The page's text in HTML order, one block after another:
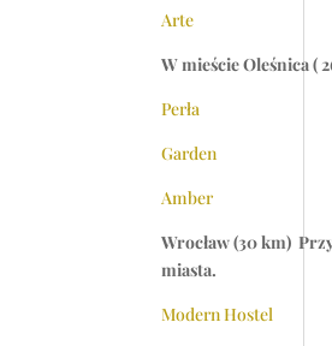
Arte
W mieście Oleśnica (
Perła
Garden
Amber
Wrocław (30 km)
miasta.
Modern Hostel